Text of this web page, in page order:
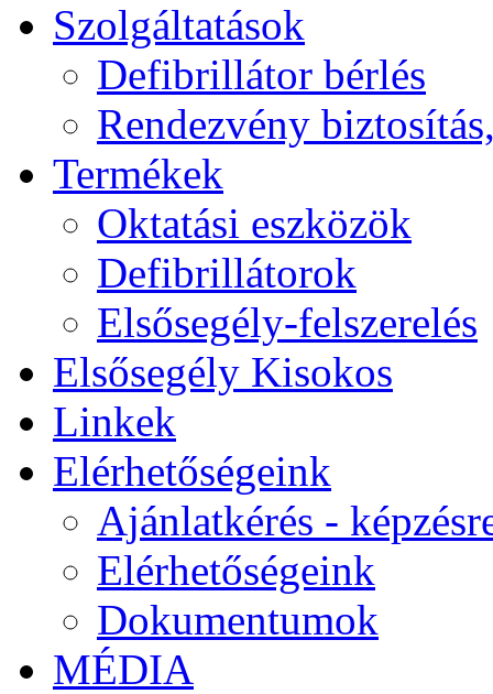
Szolgáltatások
Defibrillátor bérlés
Rendezvény
Termékek
Oktatási eszközök
Defibrillátorok
Elsősegély-felszerelés
Elsősegély Kisokos
Linkek
Elérhetőségeink
Ajánlatkérés -
Elérhetőségeink
Dokumentumok
MÉDIA